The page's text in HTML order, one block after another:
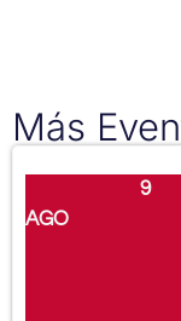
Más
9
AGO